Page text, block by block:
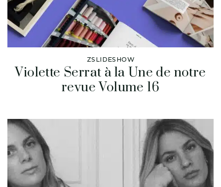
ZSLIDESHOW
Violette Serrat à la Une de notre
revue Volume 16